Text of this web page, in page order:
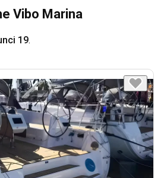
Vibo Marina
19.